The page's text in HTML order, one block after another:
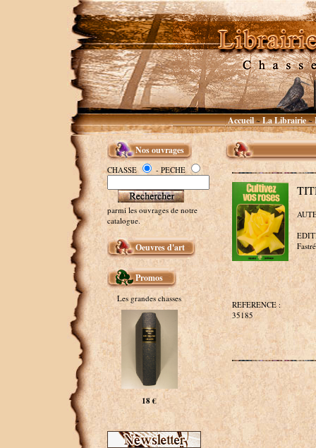
Accueil~La Librairie~
Nos ouvrages
CHASSE - PECHE
parmi les ouvrages de notre
catalogue.
Oeuvres d'art
Promos
Les grandes chasses
18 €
REFERENCE :
35185